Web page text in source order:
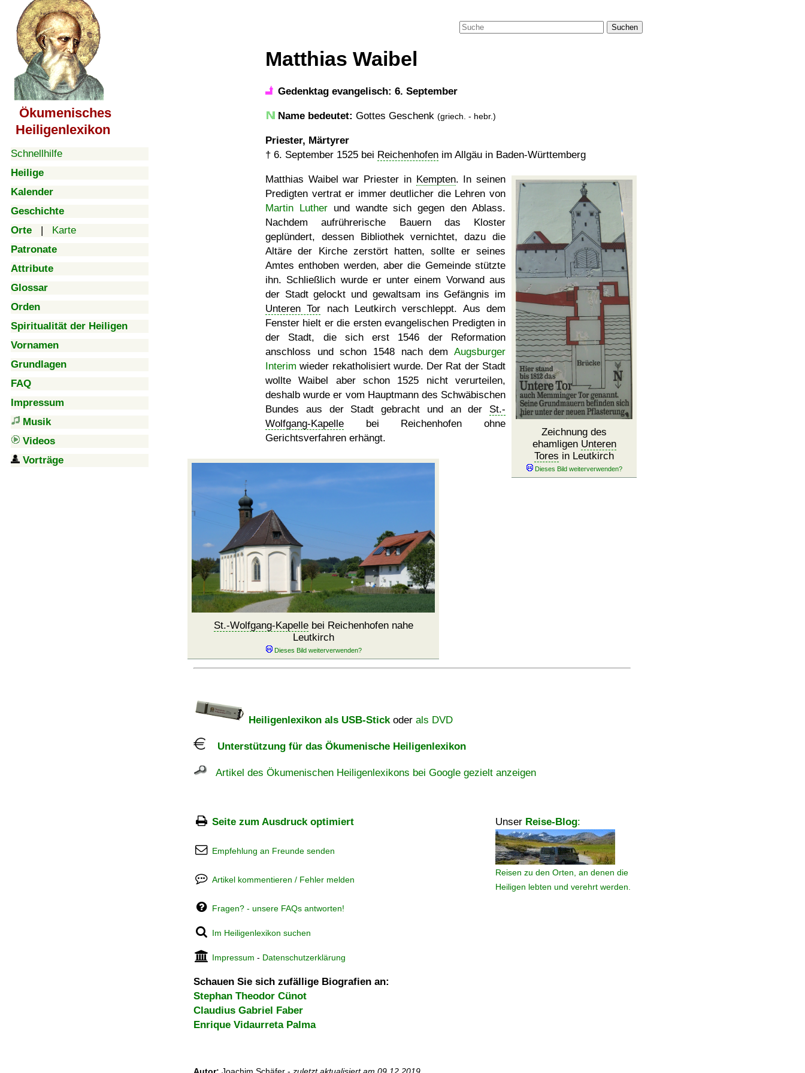
Ökumenisches
Heiligenlexikon
Schnellhilfe
Heilige
Kalender
Geschichte
Orte | Karte
Patronate
Attribute
Glossar
Orden
Spiritualität der Heiligen
Vornamen
Grundlagen
FAQ
Impressum
Musik
Videos
Vorträge
Suchen
Matthias Waibel
Gedenktag evangelisch: 6. September
Name bedeutet: Gottes Geschenk (griech. - hebr.)
Priester, Märtyrer
† 6. September 1525 bei Reichenhofen im Allgäu in Baden-Württemberg
Zeichnung des
ehamligen Unteren
Tores in Leutkirch
Matthias Waibel war Priester in Kempten. In seinen
Predigten vertrat er immer deutlicher die Lehren von
Martin Lutherund wandte sich gegen den Ablass.
Nachdem aufrührerische Bauern das Kloster
geplündert, dessen Bibliothek vernichtet, dazu die
Altäre der Kirche zerstört hatten, sollte er seines
Amtes enthoben werden, aber die Gemeinde stützte
ihn. Schließlich wurde er unter einem Vorwand aus
der Stadt gelockt und gewaltsam ins Gefängnis im
Unteren Tor nach Leutkirch verschleppt. Aus dem
Fenster hielt er die ersten evangelischen Predigten in
der Stadt, die sich erst 1546 der Reformation
anschloss und schon 1548 nach dem Augsburger
Interim wieder rekatholisiert wurde. Der Rat der Stadt
wollte Waibel aber schon 1525 nicht verurteilen,
deshalb wurde er vom Hauptmann des Schwäbischen
Bundes aus der Stadt gebracht und an der St.-
Wolfgang-Kapelle bei Reichenhofen ohne
Gerichtsverfahren erhängt.
St.-Wolfgang-Kapellebei Reichenhofen nahe
Leutkirch
Heiligenlexikon als USB-Stickoder als DVD
Unterstützung für das Ökumenische Heiligenlexikon
Artikel des Ökumenischen Heiligenlexikons bei Google gezielt anzeigen
Seite zum Ausdruck optimiert Unser Reise-Blog:
Reisen zu den Orten, an denen die
Heiligen lebten und verehrt werden.
Empfehlung an Freunde senden
Artikel kommentieren / Fehler melden
Fragen? - unsere FAQs antworten!
Im Heiligenlexikon suchen
Impressum - Datenschutzerklärung
Schauen Sie sich zufällige Biografien an:
Stephan Theodor Cünot
Claudius Gabriel Faber
Enrique Vidaurreta Palma